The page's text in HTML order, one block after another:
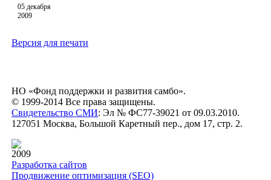
05 декабря
2009
Версия для печати
НО «Фонд поддержки и развития самбо».
© 1999-2014 Все права защищены.
Свидетельство СМИ: Эл № ФС77-39021 от 09.03.2010.
127051 Москва, Большой Каретный пер., дом 17, стр. 2.
2009
Разработка сайтов
Продвижение оптимизация (SEO)